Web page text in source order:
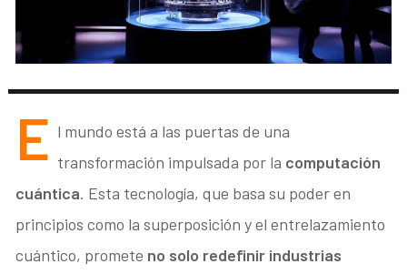
E l mundo está a las puertas de una
transformación impulsada por la computación
cuántica. Esta tecnología, que basa su poder en
principios como la superposición y el entrelazamiento
cuántico, promete no solo redefinir industrias